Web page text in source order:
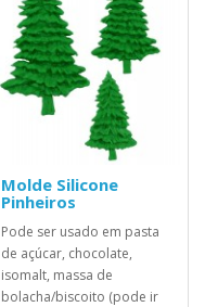
Molde Silicone
Pinheiros
Pode ser usado em pasta
de açúcar, chocolate,
isomalt, massa de
bolacha/biscoito (pode ir